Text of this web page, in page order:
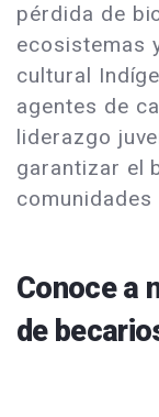
pérdida de
ecosistemas
cultural
agentes de
liderazgo
garantizar el
comunidades
Conoce a
de